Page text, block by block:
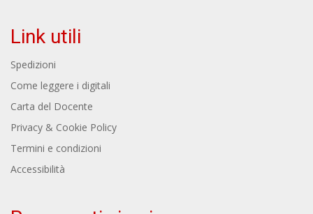
Link utili
Spedizioni
Come leggere i digitali
Carta del Docente
Privacy & Cookie Policy
Termini e condizioni
Accessibilità